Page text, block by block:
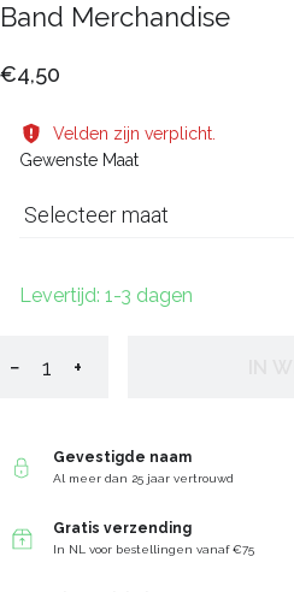
Band Merchandise
€4,50
Velden zijn verplicht.
Gewenste Maat
Selecteer maat
Levertijd: 1-3 dagen
− +
Gevestigde naam
Al meer dan 25 jaar vertrouwd
Gratis verzending
In NL voor bestellingen vanaf €75